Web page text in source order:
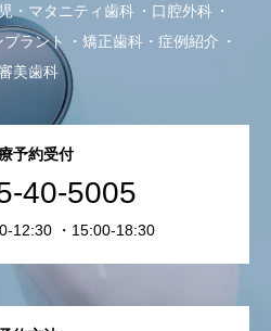
・マタニティ歯科
口腔外科
ラント
矯正歯科・症例紹介
美歯科
予約受付
40-5005
12:30 ・15:00-18:30